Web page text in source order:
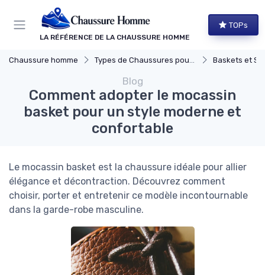
LA RÉFÉRENCE DE LA CHAUSSURE HOMME
TOPs
Chaussure homme Types de Chaussures pour Hommes Baskets et
Blog
Comment adopter le mocassin
basket pour un style moderne et
confortable
Le mocassin basket est la chaussure idéale pour allier
élégance et décontraction. Découvrez comment
choisir, porter et entretenir ce modèle incontournable
dans la garde-robe masculine.
Panneau de gestion des cookies